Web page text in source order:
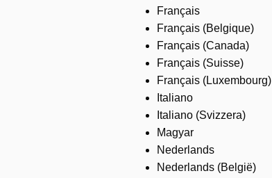
Français
Français (Belgique)
Français (Canada)
Français (Suisse)
Français (Luxembourg)
Italiano
Italiano (Svizzera)
Magyar
Nederlands
Nederlands (België)